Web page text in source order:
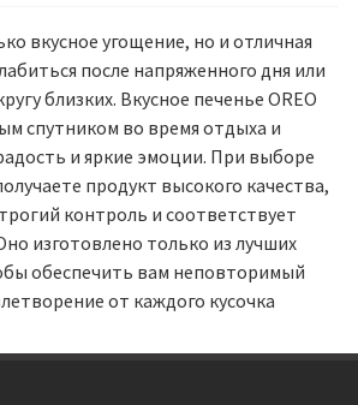
вкусное угощение, но и отличная
после напряженного дня или
близких. Вкусное печенье OREO
спутником во время отдыха и
и яркие эмоции. При выборе
продукт высокого качества,
контроль и соответствует
изготовлено только из лучших
обеспечить вам неповторимый
от каждого кусочка